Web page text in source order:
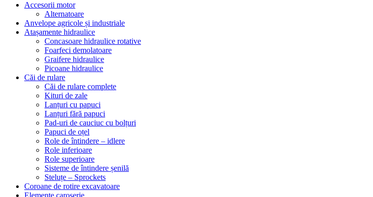
Accesorii motor
Alternatoare
Anvelope agricole și industriale
Atașamente hidraulice
Concasoare hidraulice rotative
Foarfeci demolatoare
Graifere hidraulice
Picoane hidraulice
Căi de rulare
Căi de rulare complete
Kituri de zale
Lanțuri cu papuci
Lanțuri fără papuci
Pad-uri de cauciuc cu bolțuri
Papuci de oțel
Role de întindere – idlere
Role inferioare
Role superioare
Sisteme de întindere șenilă
Steluțe – Sprockets
Coroane de rotire excavatoare
Elemente caroserie